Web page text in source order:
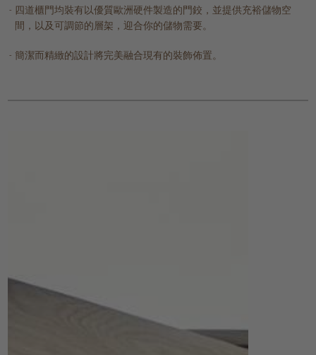
四道櫃門均裝有以優質歐洲硬件製造的門鉸，並提供充裕儲物空
間，以及可調節的層架，迎合你的儲物需要。
簡潔而精緻的設計將完美融合現有的裝飾佈置。